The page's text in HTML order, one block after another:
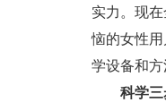
实力。现
恼的女性
学设备和
科学